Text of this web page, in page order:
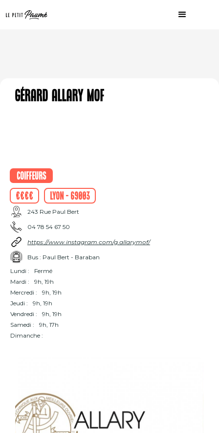
Gérard Allary MOF
Coiffeurs
€€€€
Lyon - 69003
243 Rue Paul Bert
04 78 54 67 50
https://www.instagram.com/g.allarymof/
Bus : Paul Bert - Baraban
Lundi :
Fermé
Mardi :
9h, 19h
Mercredi :
9h, 19h
Jeudi :
9h, 19h
Vendredi :
9h, 19h
Samedi :
9h, 17h
Dimanche :